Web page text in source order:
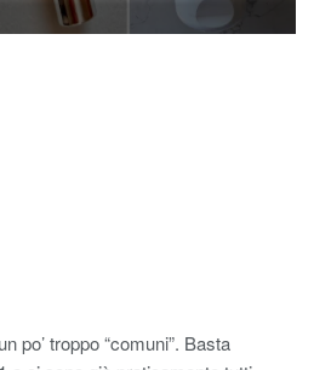
po’ troppo “comuni”. Basta